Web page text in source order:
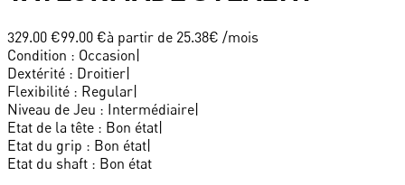
329.00 €99.00 €à partir de 25.38€ /mois
Condition : Occasion|
Dextérité : Droitier|
Flexibilité : Regular|
Niveau de Jeu : Intermédiaire|
Etat de la tête : Bon état|
Etat du grip : Bon état|
Etat du shaft : Bon état